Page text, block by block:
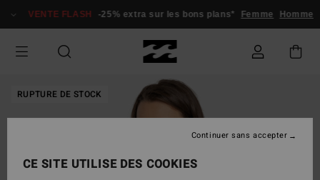
VENTE FLASH -25% extra sur les bons plans* Femme Homme
RUPTURE DE STOCK
CE SITE UTILISE DES COOKIES
Continuer sans accepter